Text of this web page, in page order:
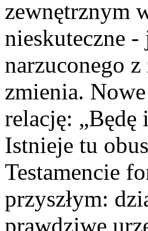
zewnętrznym
nieskuteczne
narzuconego
zmienia.
relację: „Będę
Istnieje tu
Testamencie
przyszłym:
prawdziwe